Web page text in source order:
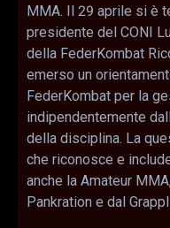
MMA. Il 29 aprile si è
presidente del CONI
della FederKombat
emerso un
FederKombat per la
indipendentemente
della disciplina. La
che riconosce e
anche la Amateur
Pankration e dal